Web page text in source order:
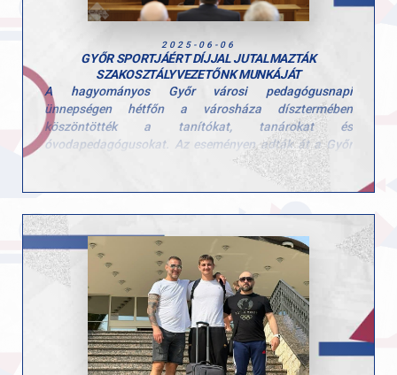
2025-06-06
GYŐR SPORTJÁÉRT DÍJJAL JUTALMAZTÁK
SZAKOSZTÁLYVEZETŐNK MUNKÁJÁT
A hagyományos Győr városi pedagógusnapi
ünnepségen hétfőn a városháza dísztermében
köszöntötték a tanítókat, tanárokat és
óvodapedagógusokat. Az eseményen adták át a Győr
Oktatásügyéért és a Győr Sportjáért díjakat, amiben
Csonka Csaba, a Győri Atlétikai Club birkózó
szakosztály vezetőedzője is részesült.
Szívből gratulálunk ehhez a méltó elismeréshez! Csaba
példaértékű és kiemelkedő munkájáért hálásak
vagyunk!
A teljes cikk
idekattintva olvasható a Győr+
weboldalán.